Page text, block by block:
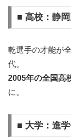
■ 高校：静
乾選手の才能が
代。
2005年の全国高
に。
■ 大学：進